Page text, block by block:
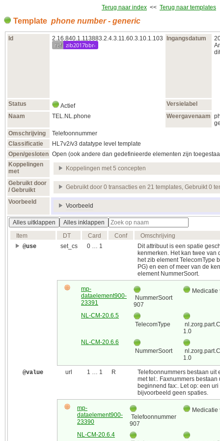
Terug naar index << Terug naar templates
Template phone number - generic
Id 2.16.840.1.113883.2.4.3.11.60.3.10.1.103
ref zib2017bbr-
Ingangsdatum
Status Actief
Versielabel
Naam
TEL.NL.phone Weergavenaam
Omschrijving
Telefoonnummer
Classificatie
HL7v2/v3 datatype level template
Open/gesloten Open (ook andere dan gedefinieerde elementen zijn
Koppelingen
met
Koppelingen met 5 concepten
Gebruikt door
/ Gebruikt
Gebruikt door 0 transacties en 21 templates, Gebruikt 0
Voorbeeld
Voorbeeld
Alles uitklappen
Alles inklappen
Item
DT Card Conf
Omschrijving
@use
set_cs 0 … 1
Dit attribuut is een spatie
kenmerken. Het kan twee van
het zib element TelecomType
PG) en een of meer van de
element NummerSoort.
mp-
dataelement900-
23391
NummerSoort
907
Medicatie
NL-CM-20.6.5
TelecomType
1.0
NL-CM-20.6.6
NummerSoort
1.0
@value url 1 … 1 R
Telefoonnummers bestaan uit
met tel:. Faxnummers bestaan
beginnend fax:. Let op: een uri
bijvoorbeeld geen spaties.
mp-
dataelement900-
23390
Telefoonnummer
907
Medicatie
NL-CM-20.6.4